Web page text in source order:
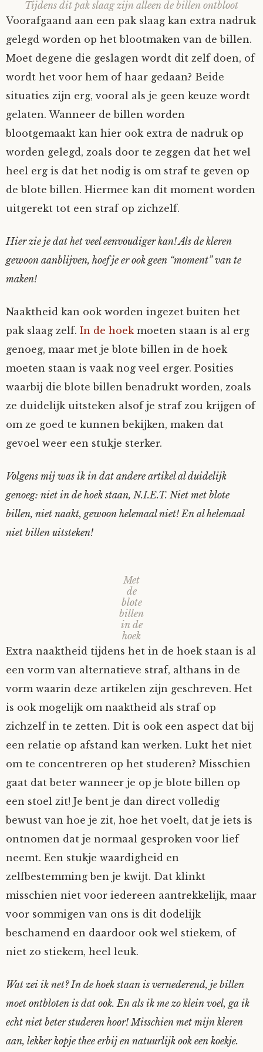
Tijdens dit pak slaag zijn alleen de billen ontbloot
Voorafgaand aan een pak slaag kan extra nadruk
gelegd worden op het blootmaken van de billen.
Moet degene die geslagen wordt dit zelf doen, of
wordt het voor hem of haar gedaan? Beide
situaties zijn erg, vooral als je geen keuze wordt
gelaten. Wanneer de billen worden
blootgemaakt kan hier ook extra de nadruk op
worden gelegd, zoals door te zeggen dat het wel
heel erg is dat het nodig is om straf te geven op
de blote billen. Hiermee kan dit moment worden
uitgerekt tot een straf op zichzelf.
Hier zie je dat het veel eenvoudiger kan! Als de kleren
gewoon aanblijven, hoef je er ook geen “moment” van te
maken!
Naaktheid kan ook worden ingezet buiten het
pak slaag zelf. In de hoekmoeten staan is al erg
genoeg, maar met je blote billen in de hoek
moeten staan is vaak nog veel erger. Posities
waarbij die blote billen benadrukt worden, zoals
ze duidelijk uitsteken alsof je straf zou krijgen of
om ze goed te kunnen bekijken, maken dat
gevoel weer een stukje sterker.
Volgens mij was ik in dat andere artikel al duidelijk
genoeg: niet in de hoek staan, N.I.E.T. Niet met blote
billen, niet naakt, gewoon helemaal niet! En al helemaal
niet billen uitsteken!
Met
de
blote
billen
in de
hoek
Extra naaktheid tijdens het in de hoek staan is al
een vorm van alternatieve straf, althans in de
vorm waarin deze artikelen zijn geschreven. Het
is ook mogelijk om naaktheid als straf op
zichzelf in te zetten. Dit is ook een aspect dat bij
een relatie op afstand kan werken. Lukt het niet
om te concentreren op het studeren? Misschien
gaat dat beter wanneer je op je blote billen op
een stoel zit! Je bent je dan direct volledig
bewust van hoe je zit, hoe het voelt, dat je iets is
ontnomen dat je normaal gesproken voor lief
neemt. Een stukje waardigheid en
zelfbestemming ben je kwijt. Dat klinkt
misschien niet voor iedereen aantrekkelijk, maar
voor sommigen van ons is dit dodelijk
beschamend en daardoor ook wel stiekem, of
niet zo stiekem, heel leuk.
Wat zei ik net? In de hoek staan is vernederend, je billen
moet ontbloten is dat ook. En als ik me zo klein voel, ga ik
echt niet beter studeren hoor! Misschien met mijn kleren
aan, lekker kopje thee erbij en natuurlijk ook een koekje.